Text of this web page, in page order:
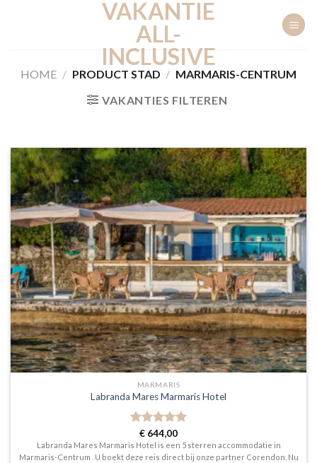
VAKANTIE
ALL-
INCLUSIVE
HOME / PRODUCT STAD / MARMARIS-CENTRUM
VAKANTIES FILTEREN
MARMARIS
Labranda Mares Marmaris Hotel
Gewaardeerd
5 uit 5
€ 644,00
Labranda Mares Marmaris Hotel is een 5 sterren accommodatie in
Marmaris-Centrum . U boekt deze reis direct bij onze partner Corendon. Nu